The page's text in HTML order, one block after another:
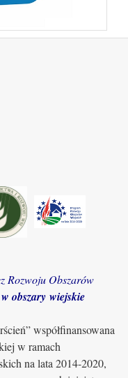
Rozwoju Obszarów
obszary wiejskie
współfinansowana
w ramach
na lata 2014-2020,